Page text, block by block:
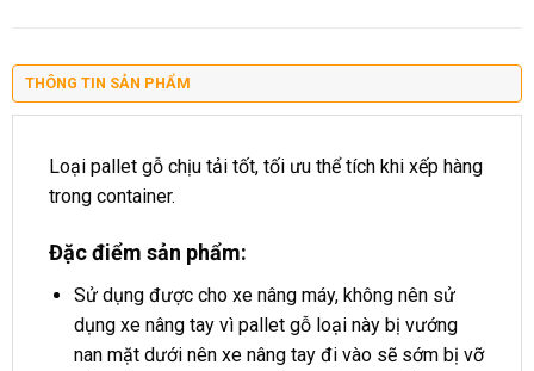
THÔNG TIN SẢN PHẨM
Loại pallet gỗ chịu tải tốt, tối ưu thể tích khi xếp hàng
trong container.
Đặc điểm sản phẩm:
Sử dụng được cho xe nâng máy, không nên sử
dụng xe nâng tay vì pallet gỗ loại này bị vướng
nan mặt dưới nên xe nâng tay đi vào sẽ sớm bị vỡ